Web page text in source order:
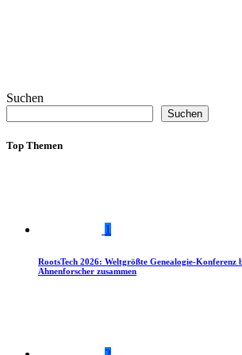
Suchen
Suchen
Top Themen
1
RootsTech 2026: Weltgrößte Genealogie-
Ahnenforscher zusammen